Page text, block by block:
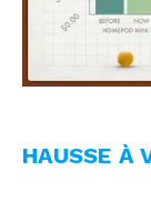
HAUSSE À